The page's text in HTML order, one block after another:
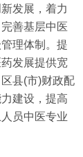
发展，着力
善基层中医
理体制。提
发展提供宽
县(市)财政配
建设，提高
员中医专业